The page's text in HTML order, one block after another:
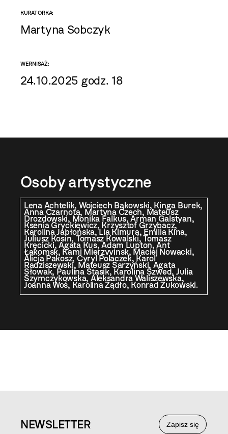
KURATORKA:
Martyna Sobczyk
WERNISAŻ:
24.10.2025 godz. 18
Osoby artystyczne
Lena Achtelik, Wojciech Bąkowski, Kinga Burek,
Anna Czarnota, Martyna Czech, Mateusz
Drozdowski, Monika Falkus, Arman Galstyan,
Ksenia Gryckiewicz, Krzysztof Grzybacz,
Karolina Jabłońska, Lia Kimura, Emilia Kina,
Juliusz Kosin, Tomasz Kowalski, Tomasz
Kręcicki, Agata Kus, Adam Lupton, Ant
Łakomsk, Kami Mierzvvinsk, Maciej Nowacki,
Alicja Pakosz, Cyryl Polaczek, Karol
Radziszewski, Mateusz Sarzyński, Agata
Słowak, Paulina Stasik, Karolina Szwed, Julia
Szymczykowska, Aleksandra Waliszewska,
Joanna Woś, Karolina Żądło, Konrad Żukowski.
Zapisz się
NEWSLETTER